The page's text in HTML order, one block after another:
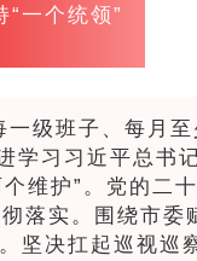
“一个统领”
级班子、每月
学习习近平总书
维护”。党的二
落实。围绕市委
坚决扛起巡视巡